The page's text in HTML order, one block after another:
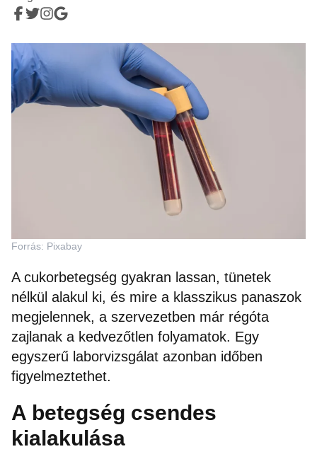
Forrás: Pixabay
A cukorbetegség gyakran lassan, tünetek
nélkül alakul ki, és mire a klasszikus panaszok
megjelennek, a szervezetben már régóta
zajlanak a kedvezőtlen folyamatok. Egy
egyszerű laborvizsgálat azonban időben
figyelmeztethet.
A betegség csendes
kialakulása